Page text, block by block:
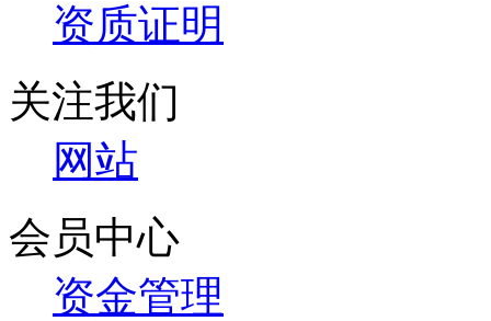
资质证明
关注我们
网站
会员中心
资金管理